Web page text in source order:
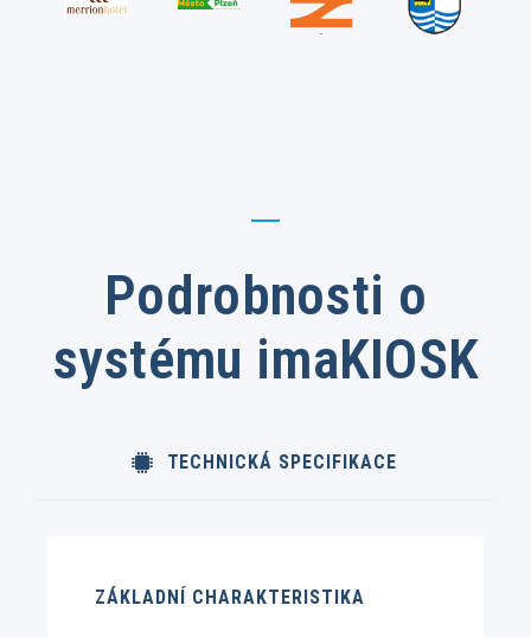
Podrobnosti o
systému imaKIOSK
TECHNICKÁ SPECIFIKACE
ZÁKLADNÍ CHARAKTERISTIKA